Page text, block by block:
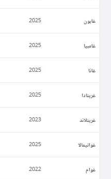
غابون 2025
غامبيا 2025
غانا 2025
غرينادا 2025
غرينلاند 2023
غواتيمالا 2025
غوام 2022